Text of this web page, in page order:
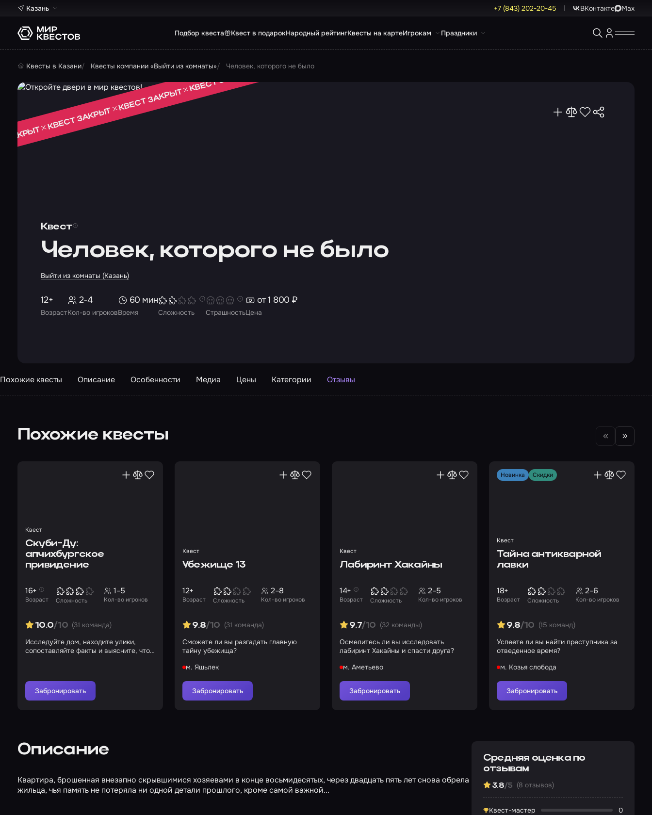
Казань +7 (843) 202-20-45 ВКонтакте Max
Подбор квеста Квест в подарокНародный рейтингКвесты на картеИгрокам Праздники
Квесты в Казани Квесты компании «Выйти из комнаты» Человек, которого не было
Квест
Человек, которого не было
Выйти из комнаты (Казань)
ЗАКРЫТ
КВЕСТ ЗАКРЫТ
КВЕСТ ЗАКРЫТ
КВЕСТ ЗАКРЫТ
Возраст
12+
Кол-во игроков
2-4
Время
60 мин
Сложность СтрашностьЦена
от 1 800 ₽
Похожие квесты Описание Особенности Медиа Цены Категории Отзывы
Похожие квесты
Квест
Скуби-Ду:
апчихбургское
привидение
Возраст
16+
Сложность Кол-во игроков
1–5
10.0/10 (31 команда)
Исследуйте дом, находите улики,
сопоставляйте факты и выясните, что
Забронировать
Квест
Убежище 13
Возраст
12+
Сложность Кол-во игроков
2–8
9.8/10 (31 команда)
Сможете ли вы разгадать главную
тайну убежища?
м. Яшьлек
Забронировать
Квест
Лабиринт Хакайны
Возраст
14+
Сложность Кол-во игроков
2–5
9.7/10 (32 команды)
Осмелитесь ли вы исследовать
лабиринт Хакайны и спасти друга?
м. Аметьево
Забронировать
Новинка Скидки
Квест
Тайна антикварной
лавки
Возраст
18+
Сложность Кол-во игроков
2–6
9.8/10 (15 команд)
Успеете ли вы найти преступника за
отведенное время?
м. Козья слобода
Забронировать
Описание
Квартира, брошенная внезапно скрывшимися хозяевами в конце восьмидесятых, через двадцать пять лет снова обрела
жильца, чья память не потеряла ни одной детали прошлого, кроме самой важной...
Средняя оценка по
отзывам
3.8/5 (8 отзывов)
Квест-мастер
0